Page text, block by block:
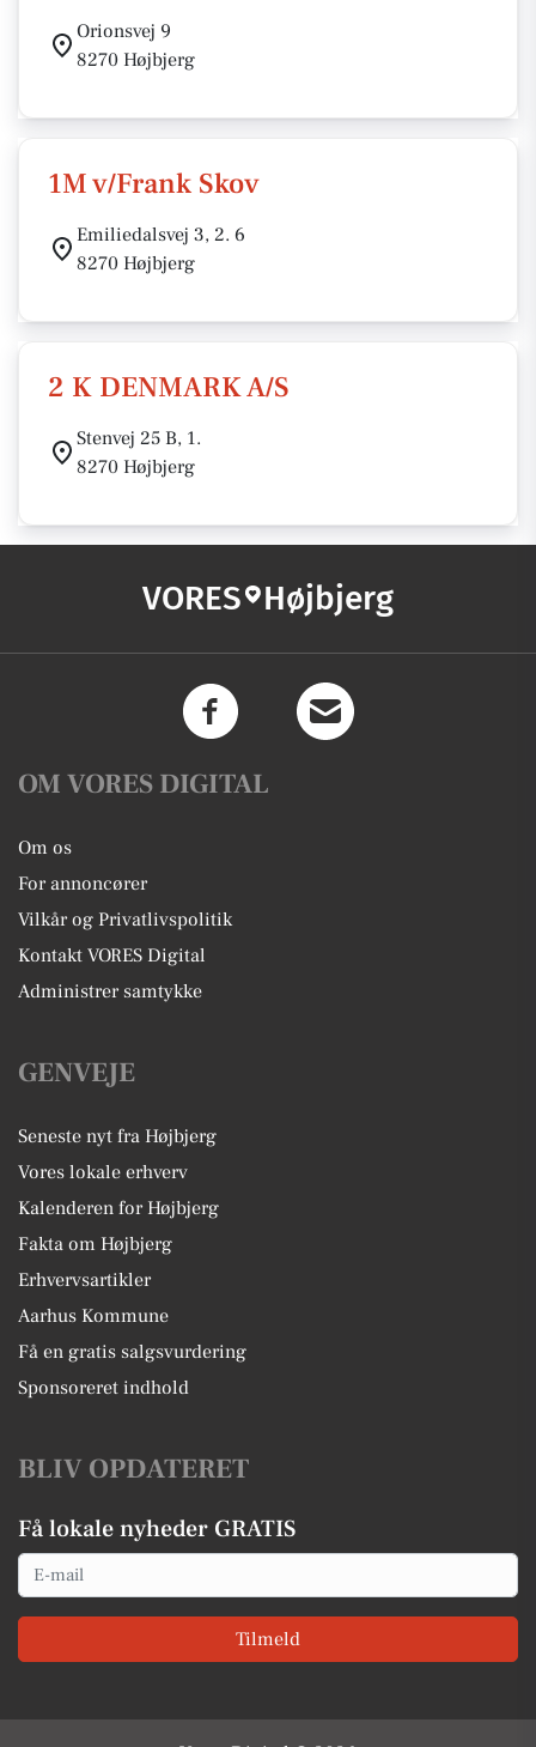
Orionsvej 9
8270 Højbjerg
1M v/Frank Skov
Emiliedalsvej 3, 2. 6
8270 Højbjerg
2 K DENMARK A/S
Stenvej 25 B, 1.
8270 Højbjerg
VORES Højbjerg
OM VORES DIGITAL
Om os
For annoncører
Vilkår og Privatlivspolitik
Kontakt VORES Digital
Administrer samtykke
GENVEJE
Seneste nyt fra Højbjerg
Vores lokale erhverv
Kalenderen for Højbjerg
Fakta om Højbjerg
Erhvervsartikler
Aarhus Kommune
Få en gratis salgsvurdering
Sponsoreret indhold
BLIV OPDATERET
Få lokale nyheder GRATIS
Email
Tilmeld